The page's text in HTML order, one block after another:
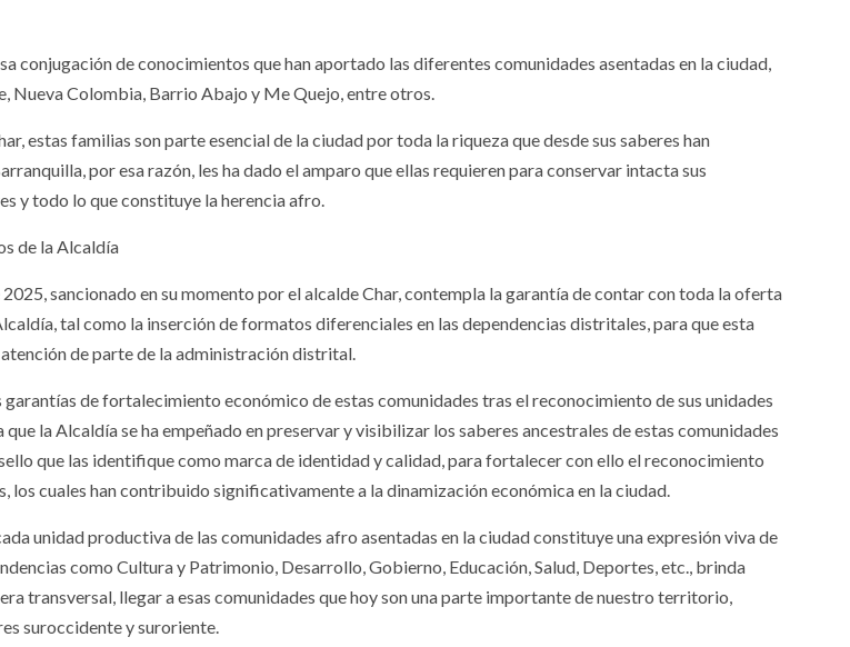
conjugación de conocimientos que han aportado las diferentes comunidades asentadas en la ciudad,
Nueva Colombia, Barrio Abajo y Me Quejo, entre otros.
estas familias son parte esencial de la ciudad por toda la riqueza que desde sus saberes han
por esa razón, les ha dado el amparo que ellas requieren para conservar intacta sus
y todo lo que constituye la herencia afro.
de la Alcaldía
sancionado en su momento por el alcalde Char, contempla la garantía de contar con toda la oferta
tal como la inserción de formatos diferenciales en las dependencias distritales, para que esta
de parte de la administración distrital.
de fortalecimiento económico de estas comunidades tras el reconocimiento de sus unidades
la Alcaldía se ha empeñado en preservar y visibilizar los saberes ancestrales de estas comunidades
que las identifique como marca de identidad y calidad, para fortalecer con ello el reconocimiento
los cuales han contribuido significativamente a la dinamización económica en la ciudad.
unidad productiva de las comunidades afro asentadas en la ciudad constituye una expresión viva de
como Cultura y Patrimonio, Desarrollo, Gobierno, Educación, Salud, Deportes, etc., brinda
transversal, llegar a esas comunidades que hoy son una parte importante de nuestro territorio,
suroccidente y suroriente.